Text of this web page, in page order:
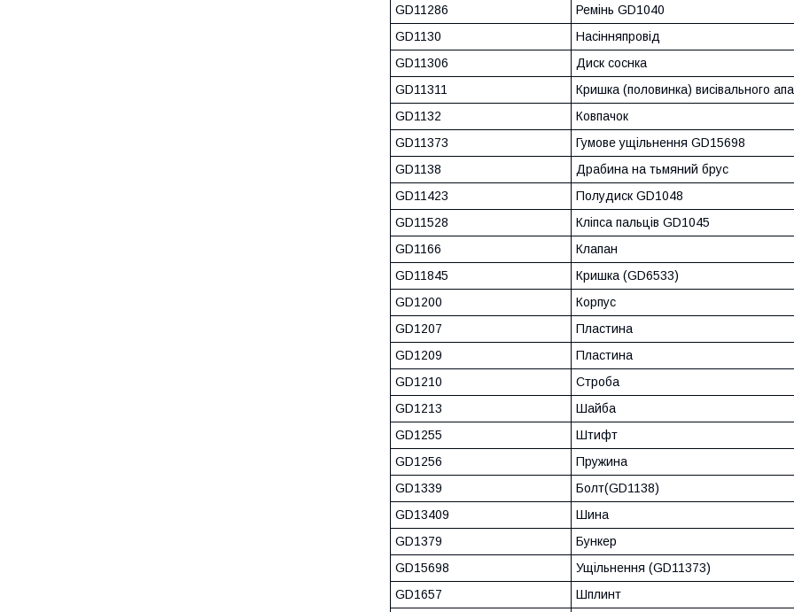
GD11286
Ремінь GD1040
GD1130
Насінняпровід
GD11306
Диск соснка
GD11311
Кришка (половинка) висівального
GD1132
Ковпачок
GD11373
Гумове ущільнення GD15698
GD1138
Драбина на тьмяний брус
GD11423
Полудиск GD1048
GD11528
Кліпса пальців GD1045
GD1166
Клапан
GD11845
Кришка (GD6533)
GD1200
Корпус
GD1207
Пластина
GD1209
Пластина
GD1210
Строба
GD1213
Шайба
GD1255
Штифт
GD1256
Пружина
GD1339
Болт(GD1138)
GD13409
Шина
GD1379
Бункер
GD15698
Ущільнення (GD11373)
GD1657
Шплинт